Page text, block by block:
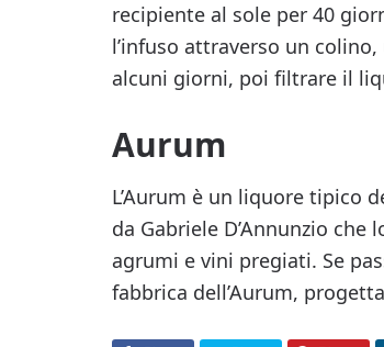
recipiente al sole per 40
l’infuso attraverso un
alcuni giorni, poi filtrare il
Aurum
L’Aurum è un liquore tipico
da Gabriele D’Annunzio che
agrumi e vini pregiati. Se
fabbrica dell’Aurum,